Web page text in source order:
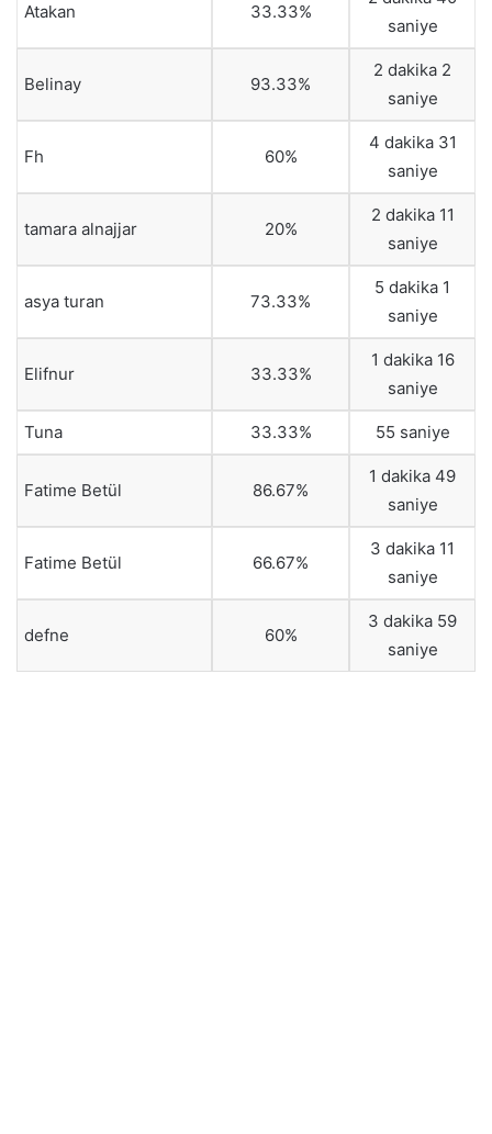
Atakan 33.33%
saniye
Belinay 93.33%
2 dakika 2
saniye
Fh 60%
4 dakika 31
saniye
tamara alnajjar 20%
2 dakika 11
saniye
asya turan 73.33%
5 dakika 1
saniye
Elifnur 33.33%
1 dakika 16
saniye
Tuna 33.33% 55 saniye
Fatime Betül 86.67%
1 dakika 49
saniye
Fatime Betül 66.67%
3 dakika 11
saniye
defne 60%
3 dakika 59
saniye